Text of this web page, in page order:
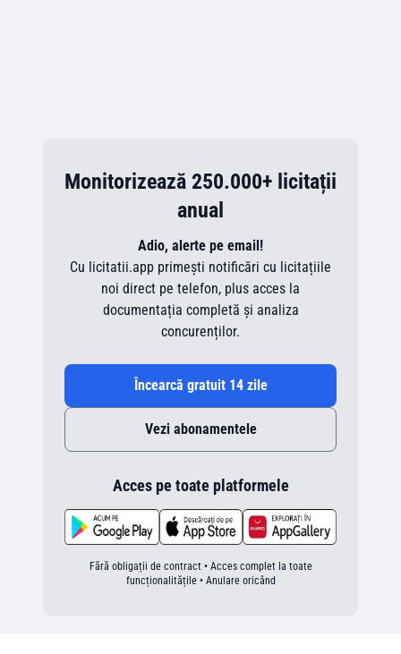
Monitorizează 250.000+ licitații
anual
Adio, alerte pe email!
Cu licitatii.app primești notificări cu licitațiile
noi direct pe telefon, plus acces la
documentația completă și analiza
concurenților.
Încearcă gratuit 14 zile
Vezi abonamentele
Acces pe toate platformele
Fără obligații de contract • Acces complet la toate
funcționalitățile • Anulare oricând